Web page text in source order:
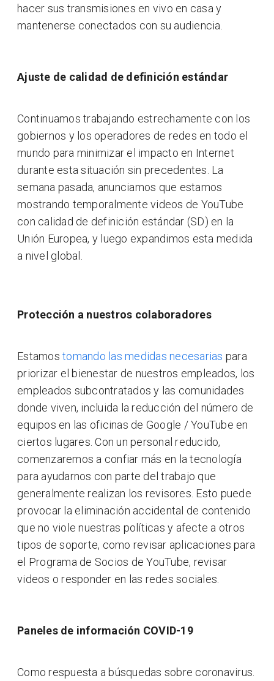
hacer sus transmisiones en vivo en casa y
mantenerse conectados con su audiencia.
Ajuste de calidad de definición estándar
Continuamos trabajando estrechamente con los
gobiernos y los operadores de redes en todo el
mundo para minimizar el impacto en Internet
durante esta situación sin precedentes. La
semana pasada, anunciamos que estamos
mostrando temporalmente videos de YouTube
con calidad de definición estándar (SD) en la
Unión Europea, y luego expandimos esta medida
a nivel global.
Protección a nuestros colaboradores
Estamos tomando las medidas necesarias para
priorizar el bienestar de nuestros empleados, los
empleados subcontratados y las comunidades
donde viven, incluida la reducción del número de
equipos en las oficinas de Google / YouTube en
ciertos lugares. Con un personal reducido,
comenzaremos a confiar más en la tecnología
para ayudarnos con parte del trabajo que
generalmente realizan los revisores. Esto puede
provocar la eliminación accidental de contenido
que no viole nuestras políticas y afecte a otros
tipos de soporte, como revisar aplicaciones para
el Programa de Socios de YouTube, revisar
videos o responder en las redes sociales.
Paneles de información COVID-19
Como respuesta a búsquedas sobre coronavirus.